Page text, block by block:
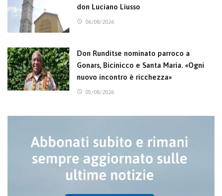
don Luciano Liusso
06/08/2026
Don Runditse nominato parroco a
Gonars, Bicinicco e Santa Maria. «Ogni
nuovo incontro è ricchezza»
05/08/2026